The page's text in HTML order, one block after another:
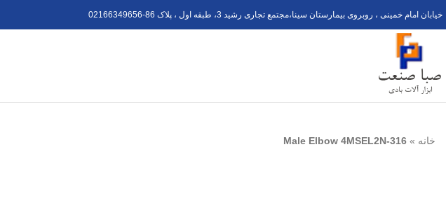
خیابان امام خمینی ، روبروی بیمارستان سینا،مجتمع تجاری رشید 3، طبقه اول ، پلاک 6 02166349656-8
خانه »
Male Elbow 4MSEL2N-316